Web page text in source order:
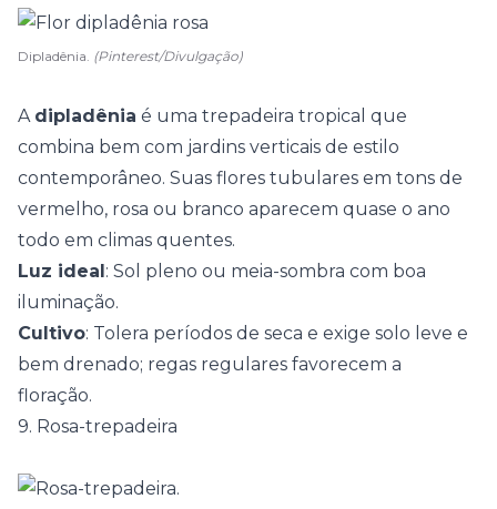
Dipladênia. (Pinterest/Divulgação)
A dipladênia é uma trepadeira tropical que
combina bem com jardins verticais de estilo
contemporâneo. Suas flores tubulares em tons de
vermelho, rosa ou branco aparecem quase o ano
todo em climas quentes.
Luz ideal: Sol pleno ou meia-sombra com boa
iluminação.
Cultivo: Tolera períodos de seca e exige solo leve e
bem drenado; regas regulares favorecem a
floração.
9. Rosa-trepadeira